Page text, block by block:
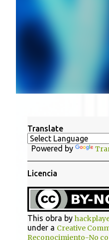
Translate
Powered by
Licencia
This obra by
under a Creative
Reconocimiento-No